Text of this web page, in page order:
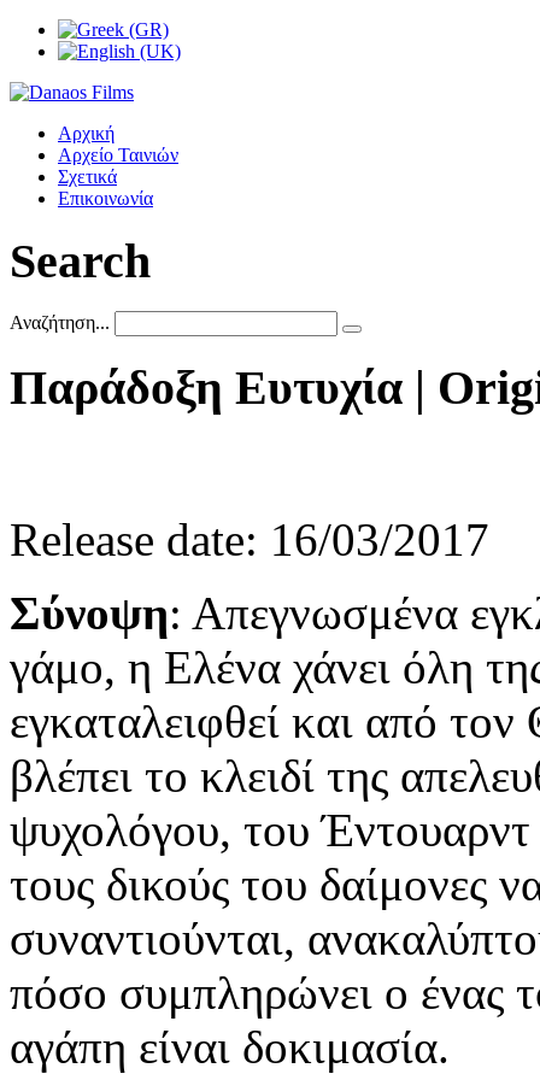
Αρχική
Αρχείο Ταινιών
Σχετικά
Επικοινωνία
Search
Αναζήτηση...
Παράδοξη Ευτυχία |
Release date: 16/03/2017
Σύνοψη: Απεγνωσμένα
γάμο, η Ελένα χάνει όλη
εγκαταλειφθεί και από
βλέπει το κλειδί της
ψυχολόγου, του
τους δικούς του δαίμονες
συναντιούνται,
πόσο συμπληρώνει ο ένας
αγάπη είναι δοκιμασία.